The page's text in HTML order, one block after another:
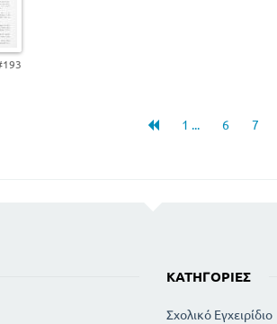
1 ... 6 7
ΚΑΤΗΓΟΡΊΕΣ
Σχολικό Εγχειρίδιο